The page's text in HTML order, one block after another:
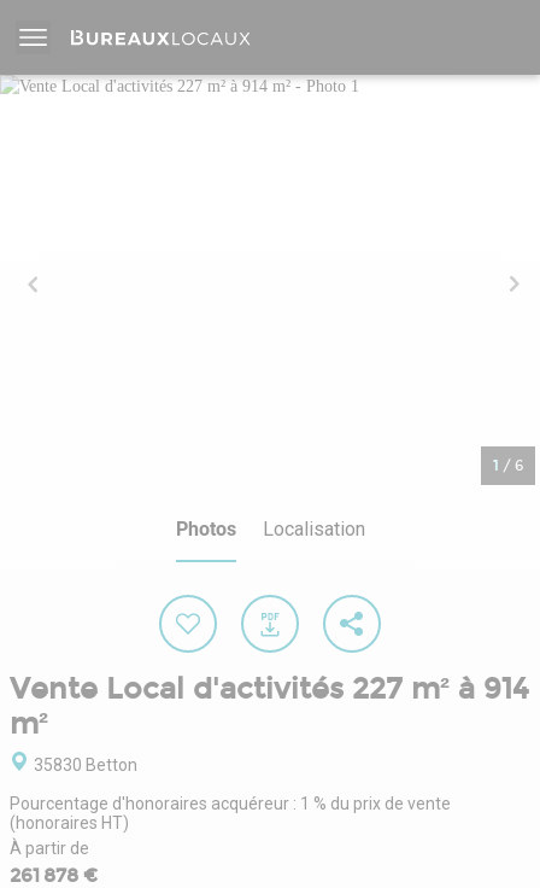
1 / 6
Photos Localisation
Vente Local d'activités 227 m² à 914
m²
35830 Betton
Pourcentage d'honoraires acquéreur : 1 % du prix de vente
(honoraires HT)
À partir de
261 878 €